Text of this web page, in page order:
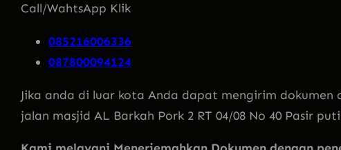
Call/WahtsApp Klik
085216006336
087800094124
Jika anda di luar kota Anda dapat mengirim
jalan masjid AL Barkah Pork 2 RT 04/08 No 40 Pasir